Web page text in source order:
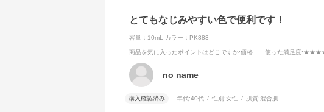
とてもなじみやすい色で便利です！
容量：10mL カラー：PK883
商品を気に入ったポイントはどこですか:価格 使った満足度
no name
購入確認済み 年代:40代 性別:女性 肌質:混合肌